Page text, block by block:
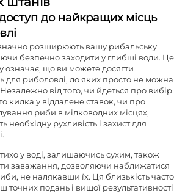
до найкращих місць
розширюють вашу рибальську
безпечно заходити у глибші води. Це
означає, що ви можете досягти
для риболовлі, до яких просто не можна
Незалежно від того, чи йдеться про вибір
кидка у віддалене ставок, чи про
риби в мілководних місцях,
необхідну рухливість і захист для
тихо у воді, залишаючись сухим, також
заважання, дозволяючи наближатися
не налякавши їх. Ця близькість часто
точних подань і вищої результативності